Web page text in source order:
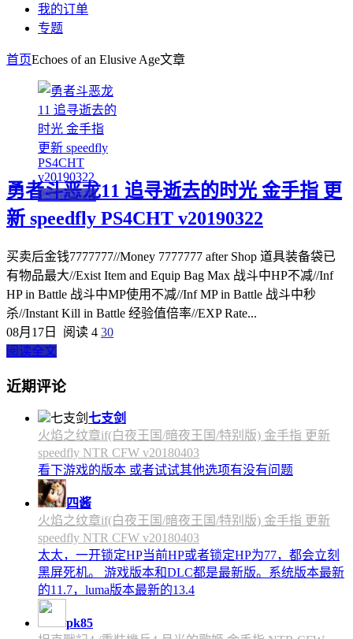
我的订单
专题
首页Echoes of an Elusive Age文章
PS4金手指
勇者斗恶龙11 追寻逝去的时光 金手指 更
新 speedfly PS4CHT v20190322
买卖后金钱7777777//Money 7777777 after Shop 道具装备袋已
有物品最大//Exist Item and Equip Bag Max 战斗中HP不减//Inf
HP in Battle 战斗中MP使用不减//Inf MP in Battle 战斗中秒
杀//Instant Kill in Battle 经验值倍率//EXP Rate...
08月17日
阅读 4 30
阅读全文
近期评论
七支剑
火焰之纹章if(白夜王国/暗夜王国/特别版) 金手指 更新
speedfly NTR CFW v20180403
看下游戏的版本 或者试试其他选项有没有问题
四酱
火焰之纹章if(白夜王国/暗夜王国/特别版) 金手指 更新
speedfly NTR CFW v20180403
太太，一开锁定HP当前HP或者锁定HP为77，都会立刻
黑屏死机。 游戏版本和DLC都是最新版。系统版本最新
的11.7，luma版本最新的13.4
pk85